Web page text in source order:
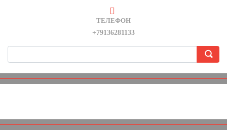
ТЕЛЕФОН
+79136281133